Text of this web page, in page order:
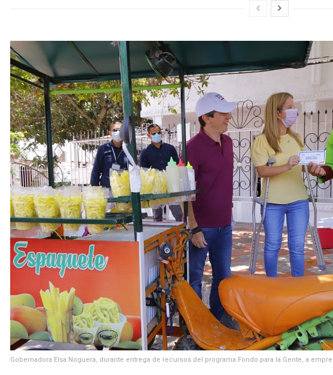
Gobernadora Elsa Noguera, durante entrega de recursos del programa Fondo para la Gente, a